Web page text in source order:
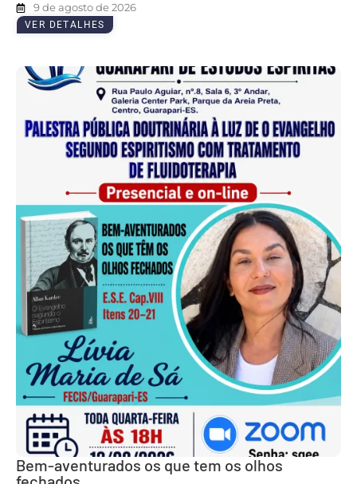
9 de agosto de 2026
VER DETALHES
Bem-aventurados os que tem os olhos